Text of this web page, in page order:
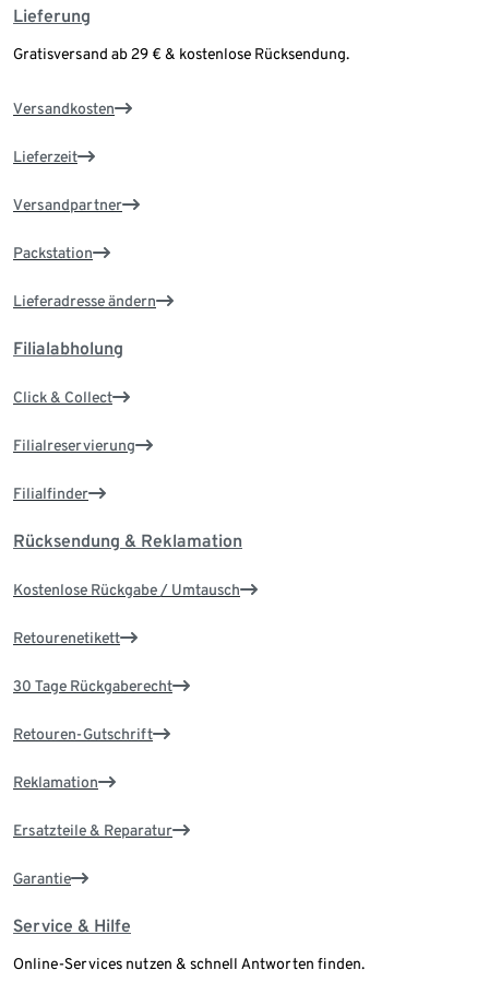
Lieferung
Gratisversand ab 29 € & kostenlose Rücksendung.
Versandkosten
Lieferzeit
Versandpartner
Packstation
Lieferadresse ändern
Filialabholung
Click & Collect
Filialreservierung
Filialfinder
Rücksendung & Reklamation
Kostenlose Rückgabe / Umtausch
Retourenetikett
30 Tage Rückgaberecht
Retouren-Gutschrift
Reklamation
Ersatzteile & Reparatur
Garantie
Service & Hilfe
Online-Services nutzen & schnell Antworten finden.